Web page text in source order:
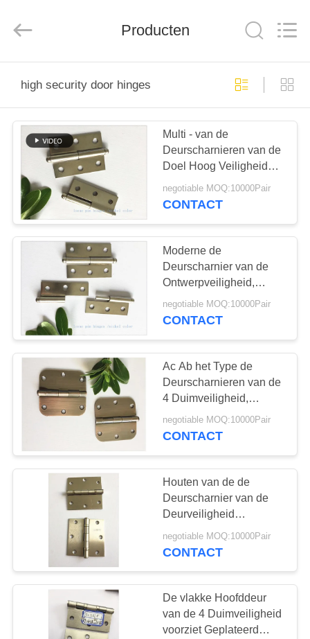
PRODUCTEN
VIDEO'S
ONGEVEER
ONS
FABRIEKSREIS
KWALITEITSCONTROLE
CONTACTEER
ONS
NIEUWS
SITEMAP
PRIVACY
POLICY
Hardware
Factory.
Reserved.
Producten
high security door hinges
Multi - van de
Deurscharnieren van de
Doel Hoog Veiligheid
Vernikkeld Uiteindetype
negotiable MOQ:10000Pair
CONTACT
Moderne de
Deurscharnier van de
Ontwerpveiligheid,
Leven van de de
Scharnieren het Losse
negotiable MOQ:10000Pair
CONTACT
Ac Ab het Type de
Deurscharnieren van de
4 Duimveiligheid,
Buitendeurscharnieren
lanceert Losse Speld
negotiable MOQ:10000Pair
CONTACT
Houten van de de
Deurscharnier van de
Deurveiligheid
Kogellagertype Roestvrij
Olieverfschilderij
negotiable MOQ:10000Pair
CONTACT
De vlakke Hoofddeur
van de 4 Duimveiligheid
voorziet Geplateerd